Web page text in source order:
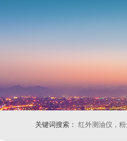
关键词搜索： 红外测油仪，